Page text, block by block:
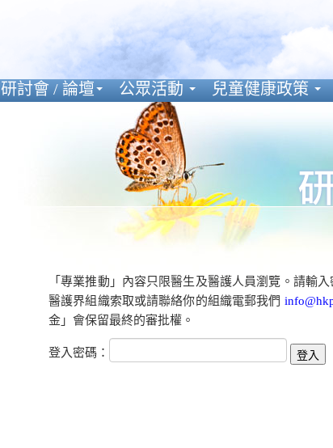
「專業推動」內容只限醫生及醫護人員瀏覽。請輸
醫護界組織索取或請聯絡你的組織電郵我們
金」會保留最終的審批權。
登入密碼：
研討會 / 論壇 公眾活動 兒童健康政策